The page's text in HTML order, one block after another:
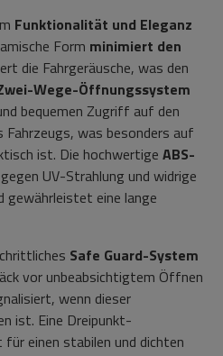
Funktionalität und Eleganz
Form minimiert den
die Fahrgeräusche, was den
Wege-Öffnungssystem
bequemen Zugriff auf den
Fahrzeugs, was besonders auf
ist. Die hochwertige ABS-
UV-Strahlung und widrige
gewährleistet eine lange
Safe Guard-System
vor unbeabsichtigtem Öffnen
wenn dieser
ist. Eine Dreipunkt-
einen stabilen und dichten